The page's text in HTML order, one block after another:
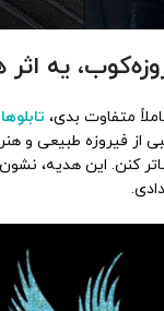
متفاوت بدی،
از فیروزه طبیعی
کنن. این هدیه،